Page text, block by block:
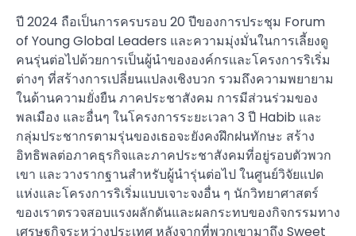
ปี 2024 ถือเป็นการครบรอบ 20 ปีของการประชุม Forum
of Young Global Leaders และความมุ่งมั่นในการเลี้ยงดู
คนรุ่นต่อไปด้วยการเป็นผู้นำขององค์กรและโครงการริเริ่ม
ต่างๆ ที่สร้างการเปลี่ยนแปลงเชิงบวก รวมถึงความพยายาม
ในด้านความยั่งยืน ภาคประชาสังคม การมีส่วนร่วมของ
พลเมือง และอื่นๆ ในโครงการระยะเวลา 3 ปี Habib และ
กลุ่มประชากรตามรุ่นของเธอจะยังคงฝึกฝนทักษะ สร้าง
อิทธิพลต่อภาคธุรกิจและภาคประชาสังคมที่อยู่รอบตัวพวก
เขา และวางรากฐานสำหรับผู้นำรุ่นต่อไป ในศูนย์วิจัยแปด
แห่งและโครงการริเริ่มแบบเจาะจงอื่น ๆ นักวิทยาศาสตร์
ของเราตรวจสอบแรงผลักดันและผลกระทบของกิจกรรมทาง
เศรษฐกิจระหว่างประเทศ หลังจากที่พวกเขามาถึง Sweet